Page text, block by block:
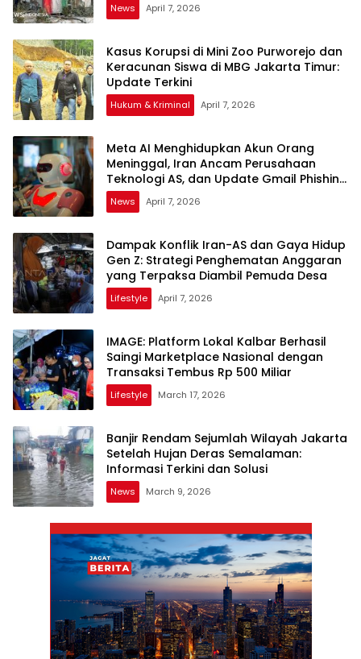
News April 7, 2026
Kasus Korupsi di Mini Zoo Purworejo dan
Keracunan Siswa di MBG Jakarta Timur:
Update Terkini
Hukum & Kriminal April 7, 2026
Meta AI Menghidupkan Akun Orang
Meninggal, Iran Ancam Perusahaan
Teknologi AS, dan Update Gmail Phishing
Terbaru
News April 7, 2026
Dampak Konflik Iran-AS dan Gaya Hidup
Gen Z: Strategi Penghematan Anggaran
yang Terpaksa Diambil Pemuda Desa
Lifestyle April 7, 2026
IMAGE: Platform Lokal Kalbar Berhasil
Saingi Marketplace Nasional dengan
Transaksi Tembus Rp 500 Miliar
Lifestyle March 17, 2026
Banjir Rendam Sejumlah Wilayah Jakarta
Setelah Hujan Deras Semalaman:
Informasi Terkini dan Solusi
News March 9, 2026